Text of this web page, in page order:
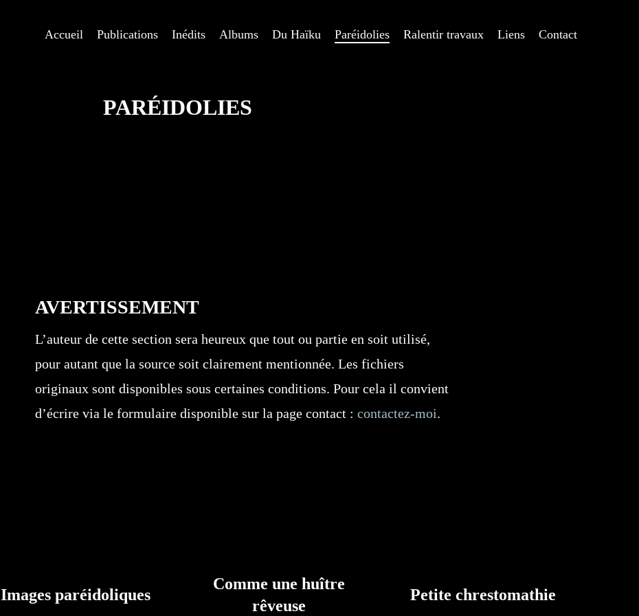
Accueil Publications Inédits Albums Du Haïku Paréidolies Ralentir travaux Liens Contact
PARÉIDOLIES
AVERTISSEMENT
L’auteur de cette section sera heureux que tout ou partie en soit utilisé,
pour autant que la source soit clairement mentionnée. Les fichiers
originaux sont disponibles sous certaines conditions. Pour cela il convient
d’écrire via le formulaire disponible sur la page contact :contactez-moi.
Images paréidoliques
Comme une huître
rêveuse
Petite chrestomathie